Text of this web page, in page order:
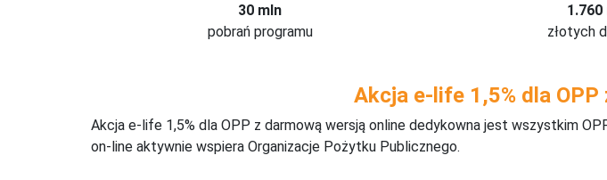
30 mln
pobrań programu
1.760
złotych
Akcja e-life 1,5% dla
Akcja e-life 1,5% dla OPP z darmową wersją online dedykowna jest wszystkim
on-line aktywnie wspiera Organizacje Pożytku Publicznego.